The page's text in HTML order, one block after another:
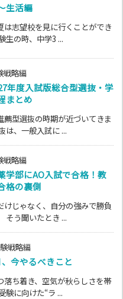
生活編
は志望校を見に行くことができ
生の時、中学3 ...
戦略編
年度入試版総合型選抜・学
まとめ
薦型選抜の時期が近づいてきま
は、一般入試に ...
戦略編
学部にAO入試で合格！教
格の裏側
けじゃなく、自分の強みで勝負
そう聞いたとき ...
戦略編
今やるべきこと
落ち着き、空気が秋らしさを帯
験に向けた“ラ ...